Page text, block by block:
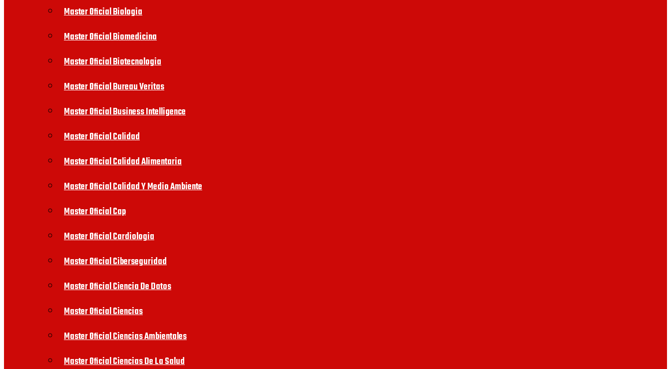
Master Oficial Biologia
Master Oficial Biomedicina
Master Oficial Biotecnologia
Master Oficial Bureau Veritas
Master Oficial Business Intelligence
Master Oficial Calidad
Master Oficial Calidad Alimentaria
Master Oficial Calidad Y Medio Ambiente
Master Oficial Cap
Master Oficial Cardiologia
Master Oficial Ciberseguridad
Master Oficial Ciencia De Datos
Master Oficial Ciencias
Master Oficial Ciencias Ambientales
Master Oficial Ciencias De La Salud